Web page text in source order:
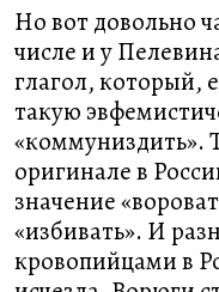
Но вот довольно
числе и у
глагол, который,
такую
«коммуниздить».
оригинале в
значение
«избивать». И
кровопийцами в